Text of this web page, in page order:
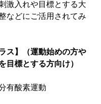
激入れや目標とする大
などにご活用されてみ
ス】（運動始めの方や
目標とする方向け）
有酸素運動